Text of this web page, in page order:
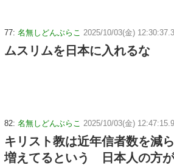
77: 名無しどんぶらこ 2025/10/03(金)
ムスリムを日本に入れるな
82: 名無しどんぶらこ 2025/10/03(金)
キリスト教は近年信者数を減
増えてるという 日本人の方